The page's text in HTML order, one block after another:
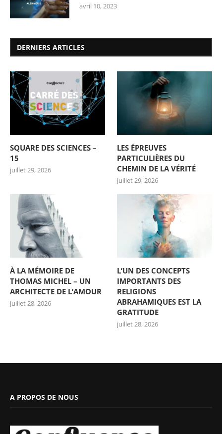
avril 10, 2023
DERNIERS ARTICLES
SQUARE DES SCIENCES –
15
juillet 29, 2026
LES ÉPREUVES
PARTICULIÈRES DU
CHEMIN DE LA VÉRITÉ
juillet 29, 2026
À LA MÉMOIRE DE
THOMAS MICHEL – UN
ARCHITECTE DE L’AMOUR
juillet 28, 2026
L’UN DES CONCEPTS
IMPORTANTS DES
RELIGIONS
ABRAHAMIQUES EST LA
GRATITUDE
juillet 28, 2026
A PROPOS DE NOUS